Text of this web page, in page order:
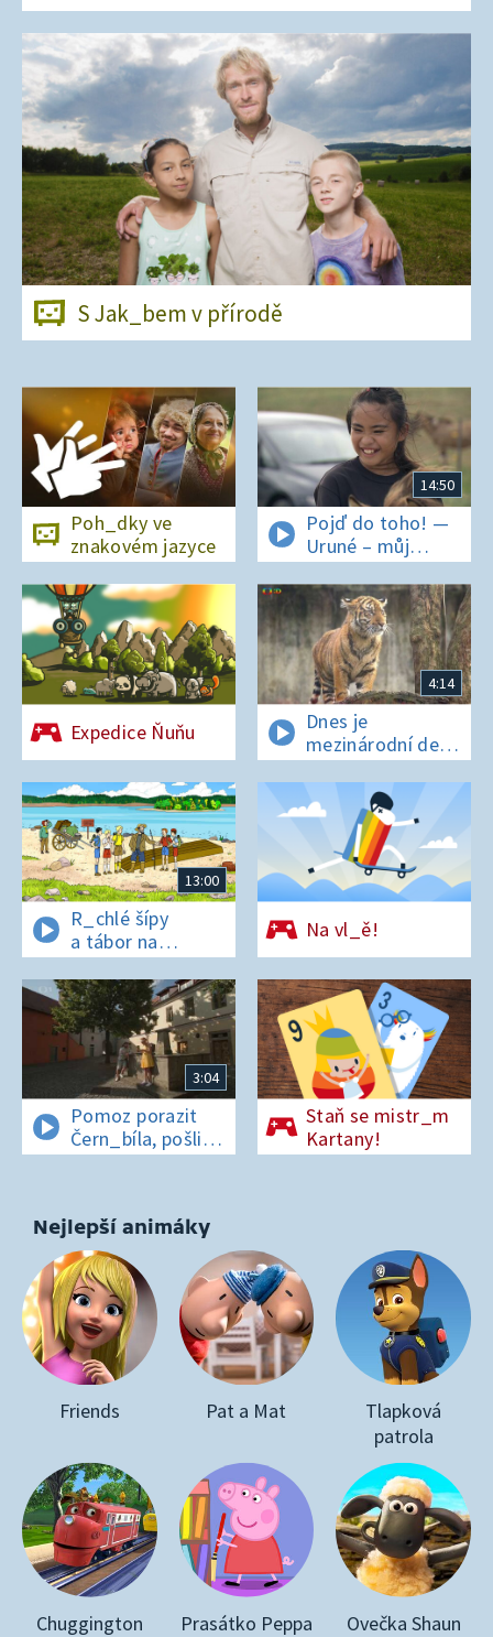
S Jak_bem v přírodě
Poh_dky ve
znakovém jazyce
14:50
Pojď do toho! —
Uruné – můj
horský koník
Expedice Ňuňu
4:14
Dnes je
mezinárodní den
t_grů
13:00
R_chlé šípy
a tábor na
os_rově
Na vl_ě!
3:04
Pomoz porazit
Čern_bíla, pošli
pís_enko
Staň se mistr_m
Kartany!
Nejlepší animáky
Friends Pat a Mat
Tlapková
patrola
Chuggington Prasátko Peppa Ovečka Shaun